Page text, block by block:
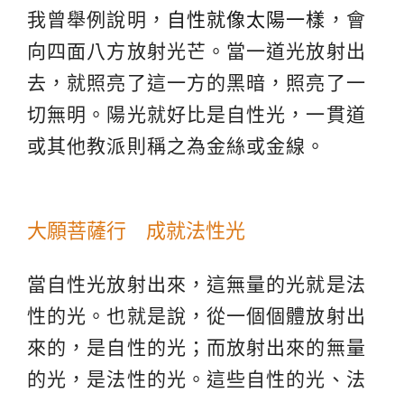
我曾舉例說明， 自性就像太陽一樣 ，會
向四面八方放射光芒。當一道光放射出
去，就照亮了這一方的黑暗，照亮了一
切無明。陽光就好比是自性光，一貫道
或其他教派則稱之為金絲或金線。
大願菩薩行 成就法性光
當自性光放射出來，這無量的光就是法
性的光。也就是說，從一個個體放射出
來的，是自性的光；而放射出來的無量
的光，是法性的光。這些自性的光、法